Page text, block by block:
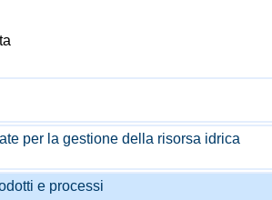
per la gestione della risorsa idrica
e processi